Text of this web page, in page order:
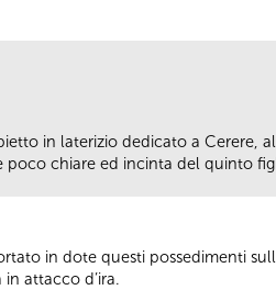
in laterizio dedicato a Cerere,
poco chiare ed incinta del quinto
in dote questi possedimenti
attacco d’ira.